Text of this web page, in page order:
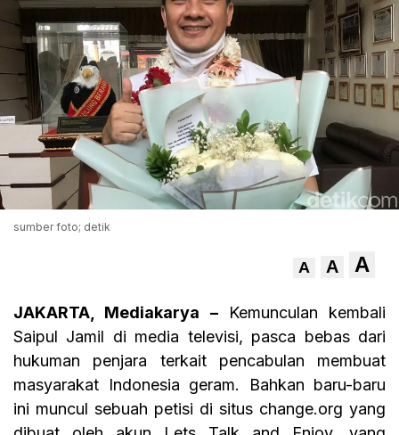
sumber foto; detik
A A A
JAKARTA, Mediakarya –Kemunculan kembali
Saipul Jamil di media televisi, pasca bebas dari
hukuman penjara terkait pencabulan membuat
masyarakat Indonesia geram. Bahkan baru-baru
ini muncul sebuah petisi di situs change.org yang